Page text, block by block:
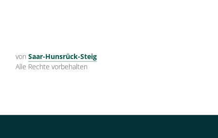
von Saar-Hunsrück-Steig
Alle Rechte vorbehalten